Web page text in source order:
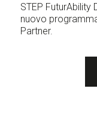
STEP FuturAbility
nuovo
Partner.